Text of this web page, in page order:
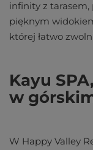
infinity z tarasem,
pięknym
której łatwo
Kayu
w
W Happy Valley